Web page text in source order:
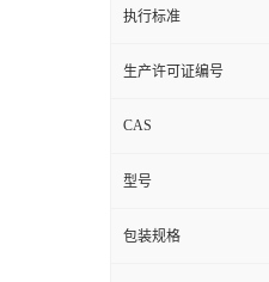
执行标准
生产许可证编号
CAS
型号
包装规格